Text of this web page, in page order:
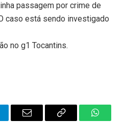
passagem por crime de
caso está sendo investigado
no g1 Tocantins.
Email
Copy